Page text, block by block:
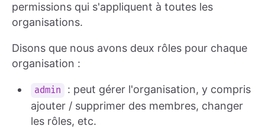
permissions qui s'appliquent à toutes les
organisations.
Disons que nous avons deux rôles pour chaque
organisation :
admin
: peut gérer l'organisation, y compris
ajouter / supprimer des membres, changer
les rôles, etc.